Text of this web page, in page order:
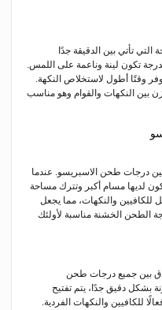
تأتي بين الدقيقة جدًا
تكون لينة وناعمة على اللمس.
وقتًا أطول لاستخلاص النكهة.
بين النكهات والقوام وهو مناسب
درجات طحن الاسبريسو. عندما
لديها مسام أكبر وتترك مساحة
للكافيين والنكهات، مما يجعل
الطحن الخشنة مناسبة لأولئك
بين جميع درجات طحن
بشكل دقيق جدًا، يتم تفتيح
للكافيين والنكهات الفردية.